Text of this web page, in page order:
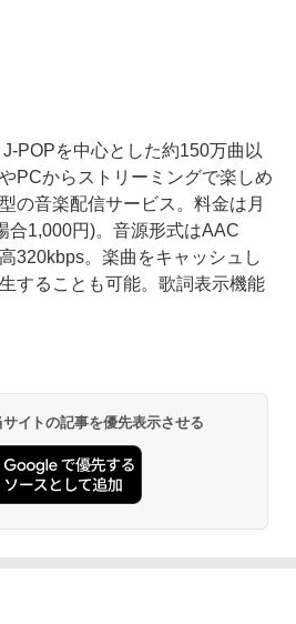
POPを中心とした約150万曲以
PCからストリーミングで楽しめ
の音楽配信サービス。料金は月
合1,000円)。音源形式はAAC
320kbps。楽曲をキャッシュし
することも可能。歌詞表示機能
イトの記事を優先表示させる